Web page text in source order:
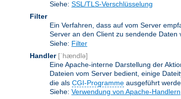
Siehe: SSL/TLS-Verschlüsselung
Filter
Ein Verfahren, dass auf vom Server
Server an den Client zu sendende Daten
Siehe: Filter
Handler [ˈhændlə]
Eine Apache-interne Darstellung der
Dateien vom Server bedient, einige
die als CGI-Programme ausgeführt
Siehe: Verwendung von Apache-Handlern